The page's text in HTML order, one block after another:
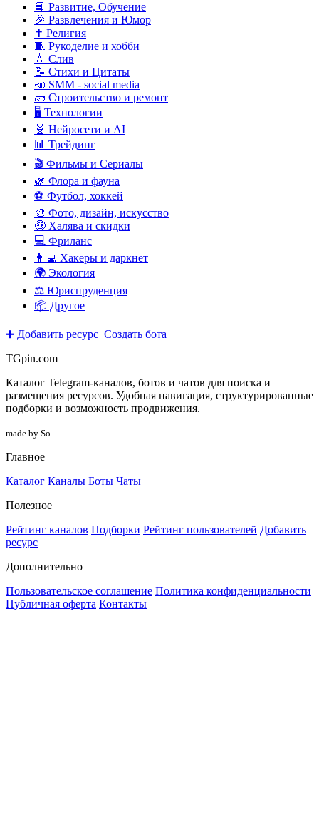
📘 Развитие, Обучение
🎉 Развлечения и Юмор
✝️ Религия
🧵 Рукоделие и хобби
💧 Слив
📝 Стихи и Цитаты
📣 SMM - social media
🧱 Строительство и ремонт
🖥️ Технологии
🧬 Нейросети и AI
📊 Трейдинг
🎬 Фильмы и Сериалы
🌿 Флора и фауна
⚽ Футбол, хоккей
🎨 Фото, дизайн, искусство
🤑 Халява и скидки
💻 Фриланс
👨‍💻 Хакеры и даркнет
🌍 Экология
⚖️ Юриспруденция
📦 Другое
➕ Добавить ресурс Создать бота
TGpin.com
Каталог Telegram-каналов, ботов и чатов для поиска и
размещения ресурсов. Удобная навигация, структурированные
подборки и возможность продвижения.
made by So
Главное
Каталог Каналы Боты Чаты
Полезное
Рейтинг каналов Подборки Рейтинг пользователей Добавить
ресурс
Дополнительно
Пользовательское соглашение Политика конфиденциальности
Публичная оферта Контакты